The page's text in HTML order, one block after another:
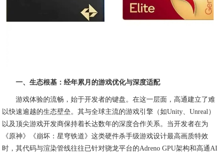
一、生态根基：经年累月的游戏优化与深度适配
游戏体验的流畅，始于开发者的键盘。在这一层面，高通建立了难
以快速逾越的生态壁垒。其与全球主流的游戏引擎（如Unity、Unreal）
以及顶尖游戏开发商保持着长达数年的深度合作关系。当开发者在为
《原神》《崩坏：星穹铁道》这类硬件杀手级游戏设计最高画质特效
时，其代码与渲染管线往往已针对骁龙平台的Adreno GPU架构和高通AI